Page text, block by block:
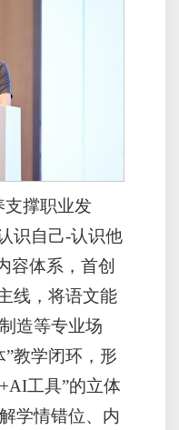
支撑职业发
识自己-认识他
容体系，首创
线，将语文能
造等专业场
教学闭环，形
工具”的立体
学情错位、内